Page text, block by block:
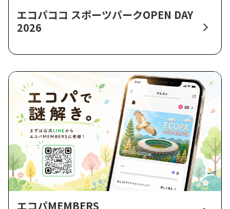
エコパココ スポーツパークOPEN DAY
2026
エコパMEMBERS